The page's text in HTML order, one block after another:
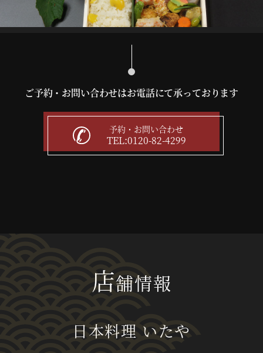
ご予約・お問い合わせはお電話にて承っております
予約・お問い合わせ
TEL:0120-82-4299
店舗情報
日本料理 いたや